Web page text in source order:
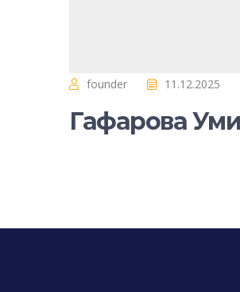
founder 11.12.2025
Гафарова